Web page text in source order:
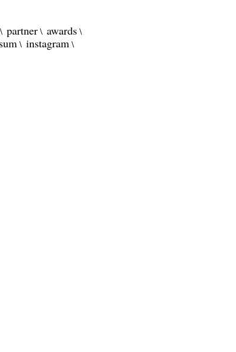
partner awards
instagram